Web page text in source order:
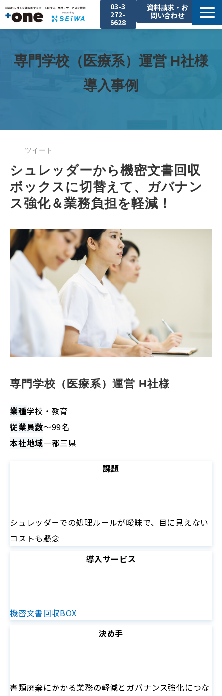
03-3
272-
6628
資料請求・お
問い合わせ
Service
Event
専門学校（医療系）運営 H社様
導入事例
ツイート
シュレッダーから機密文書回収
ボックスに切替えて、ガバナン
ス強化＆業務負担を軽減！
専門学校（医療系）運営 H社様
業種学校・教育
従業員数～99名
本社地域一都三県
課題
シュレッダーでの処理ルールが曖昧で、目に見えない
コストも懸念
導入サービス
機密文書回収BOX
決め手
書類廃棄にかかる業務の軽減とガバナンス強化につな